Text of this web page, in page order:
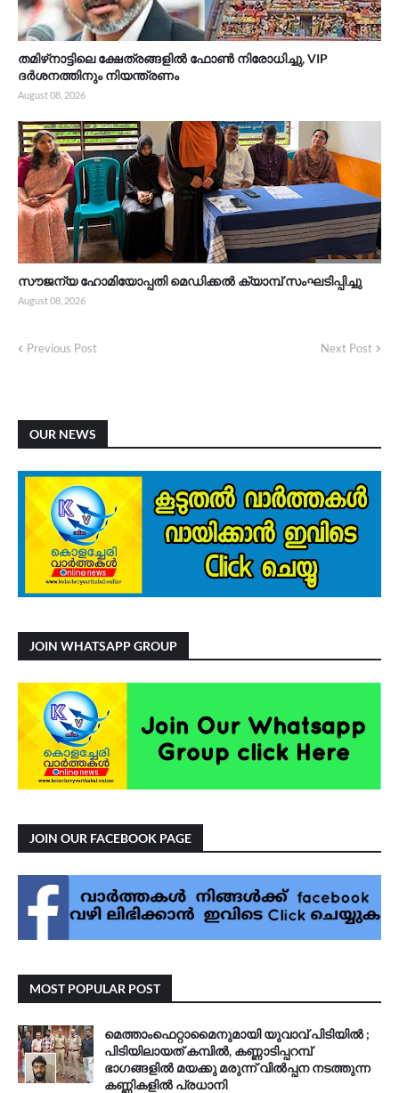
തമിഴ്‌നാട്ടിലെ ക്ഷേത്രങ്ങളിൽ ഫോൺ നിരോധിച്ചു, VIP
ദർശനത്തിനും നിയന്ത്രണം
August 08, 2026
സൗജന്യ ഹോമിയോപ്പതി മെഡിക്കൽ ക്യാമ്പ് സംഘടിപ്പിച്ചു
August 08, 2026
Previous Post Next Post
OUR NEWS
JOIN WHATSAPP GROUP
JOIN OUR FACEBOOK PAGE
MOST POPULAR POST
മെത്താംഫെറ്റാമൈനുമായി യുവാവ് പിടിയിൽ ;
പിടിയിലായത് കമ്പിൽ, കണ്ണാടിപ്പറമ്പ്
ഭാഗങ്ങളിൽ മയക്കു മരുന്ന് വിൽപ്പന നടത്തുന്ന
കണ്ണികളിൽ പ്രധാനി